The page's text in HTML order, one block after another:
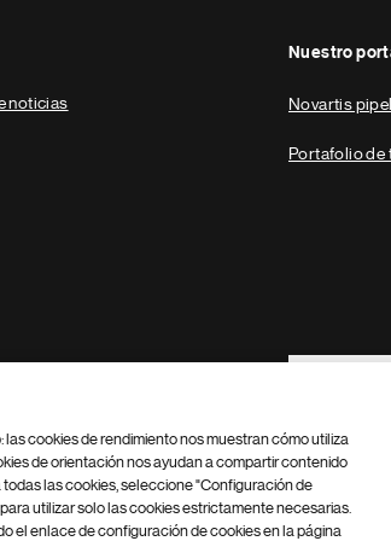
noticias
Nuestro
Novartis
Portafolio de
Footer Site
Configuración de cookies Mapa del sitio
cookies de rendimiento nos muestran cómo utiliza
de orientación nos ayudan a compartir contenido
las cookies, seleccione "Configuración de
utilizar solo las cookies estrictamente necesarias.
el enlace de configuración de cookies en la página